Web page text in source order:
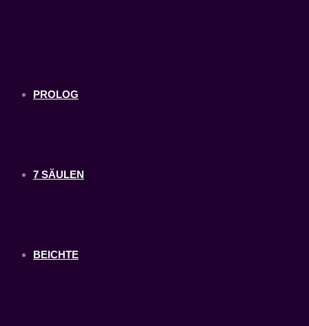
PROLOG
7 SÄULEN
BEICHTE